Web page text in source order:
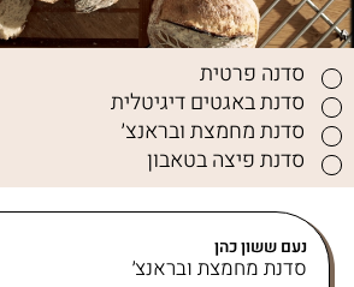
סדנה פרטית
סדנת באגטים דיגיטלית
סדנת מחמצת ובראנצ׳
סדנת פיצה בטאבון
נעם ששון כהן
סדנת מחמצת ובראנצ׳